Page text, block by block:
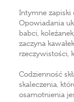
Intymne zapiski
Opowiadania
babci,
zaczyna
rzeczywistości,
Codzienność
skaleczenia,
osamotnienia